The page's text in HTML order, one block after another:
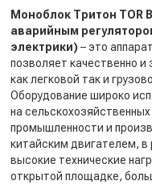
Моноблок Тритон TOR
аварийным
электрики) – это
позволяет качественно
как легковой так и
Оборудование широко
на
промышленности и
китайским двигателем,
высокие технические
открытой площадке,